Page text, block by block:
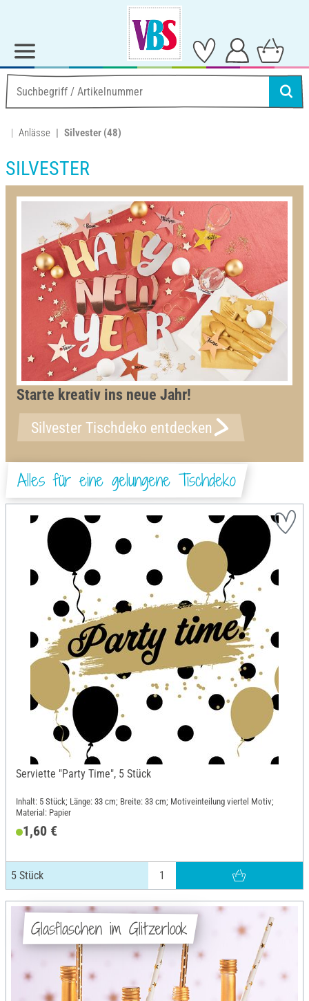
Anlässe Silvester (48)
SILVESTER
Starte kreativ ins neue Jahr!
Silvester Tischdeko entdecken
Alles für eine gelungene Tischdeko
Serviette "Party Time", 5 Stück
Inhalt: 5 Stück; Länge: 33 cm; Breite: 33 cm; Motiveinteilung viertel Motiv;
Material: Papier
1,60 €
5 Stück
Glasflaschen im Glitzerlook